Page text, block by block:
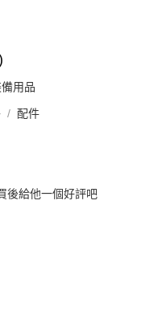
用品
配件
後給他一個好評吧